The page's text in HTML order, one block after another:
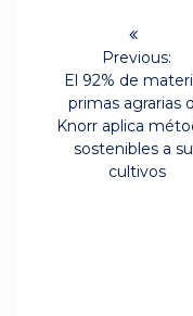
Navegación
entradas
Previous:
Previous
post:
El 92% de
primas agrarias
Knorr aplica
sostenibles a
cultivos